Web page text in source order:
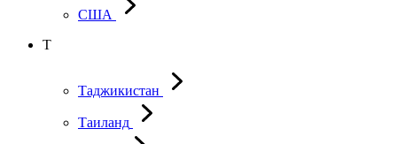
США
Т
Таджикистан
Таиланд